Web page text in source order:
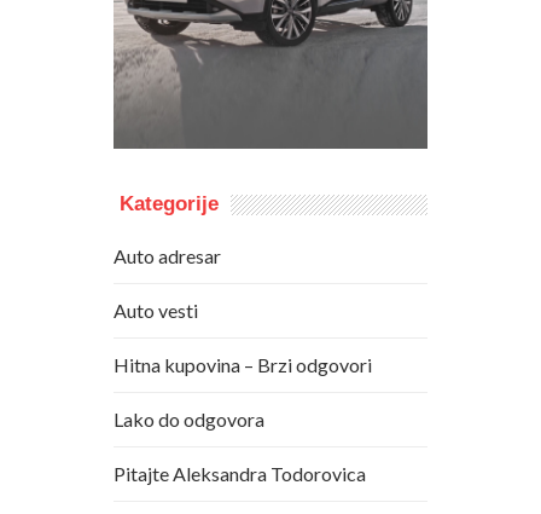
Kategorije
Auto adresar
Auto vesti
Hitna kupovina – Brzi odgovori
Lako do odgovora
Pitajte Aleksandra Todorovica